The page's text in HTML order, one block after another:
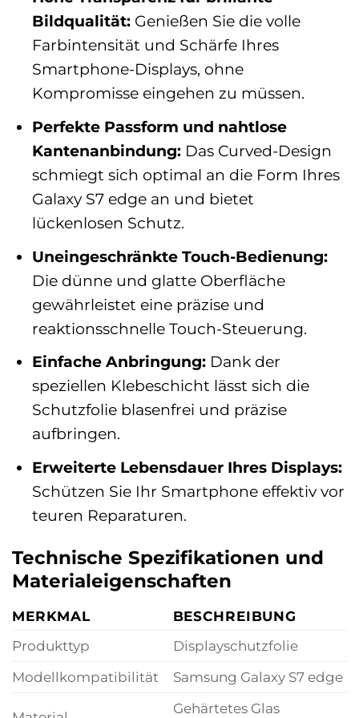
Bildqualität:Genießen Sie die volle
Farbintensität und Schärfe Ihres
Smartphone-Displays, ohne
Kompromisse eingehen zu müssen.
Perfekte Passform und nahtlose
Kantenanbindung:Das Curved-Design
schmiegt sich optimal an die Form Ihres
Galaxy S7 edge an und bietet
lückenlosen Schutz.
Uneingeschränkte Touch-Bedienung:
Die dünne und glatte Oberfläche
gewährleistet eine präzise und
reaktionsschnelle Touch-Steuerung.
Einfache Anbringung:Dank der
speziellen Klebeschicht lässt sich die
Schutzfolie blasenfrei und präzise
aufbringen.
Erweiterte Lebensdauer Ihres Displays:
Schützen Sie Ihr Smartphone effektiv vor
teuren Reparaturen.
Technische Spezifikationen und
Materialeigenschaften
MERKMAL
BESCHREIBUNG
Produkttyp
Displayschutzfolie
Modellkompatibilität
Samsung Galaxy S7 edge
Gehärtetes Glas